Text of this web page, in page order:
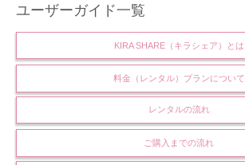
ユーザーガイド一覧
KIRA SHARE（キラシェア）とは
料金（レンタル）プランについて
レンタルの流れ
ご購入までの流れ